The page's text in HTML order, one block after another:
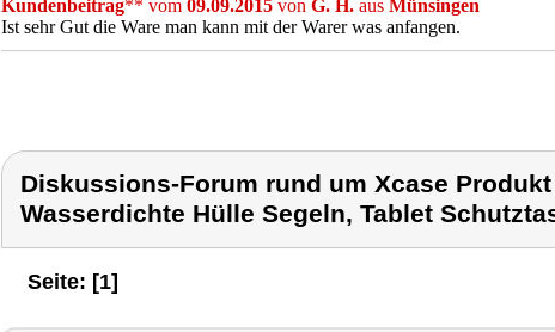
Kundenbeitrag** vom 09.09.2015 von G. H. aus Münsingen
Ist sehr Gut die Ware man kann mit der Warer was anfangen.
Diskussions-Forum rund um Xcase
Wasserdichte Hülle Segeln, Tablet
Seite: [1]